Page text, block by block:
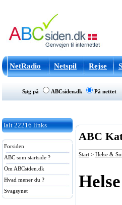
NetRadio Netspil Rejse
Søg på ABCsiden.dk På nettet
Ialt 22216 links
Forsiden
ABC som startside ?
Om ABCsiden.dk
Hvad mener du ?
Svagsynet
ABC
Start > Helse &